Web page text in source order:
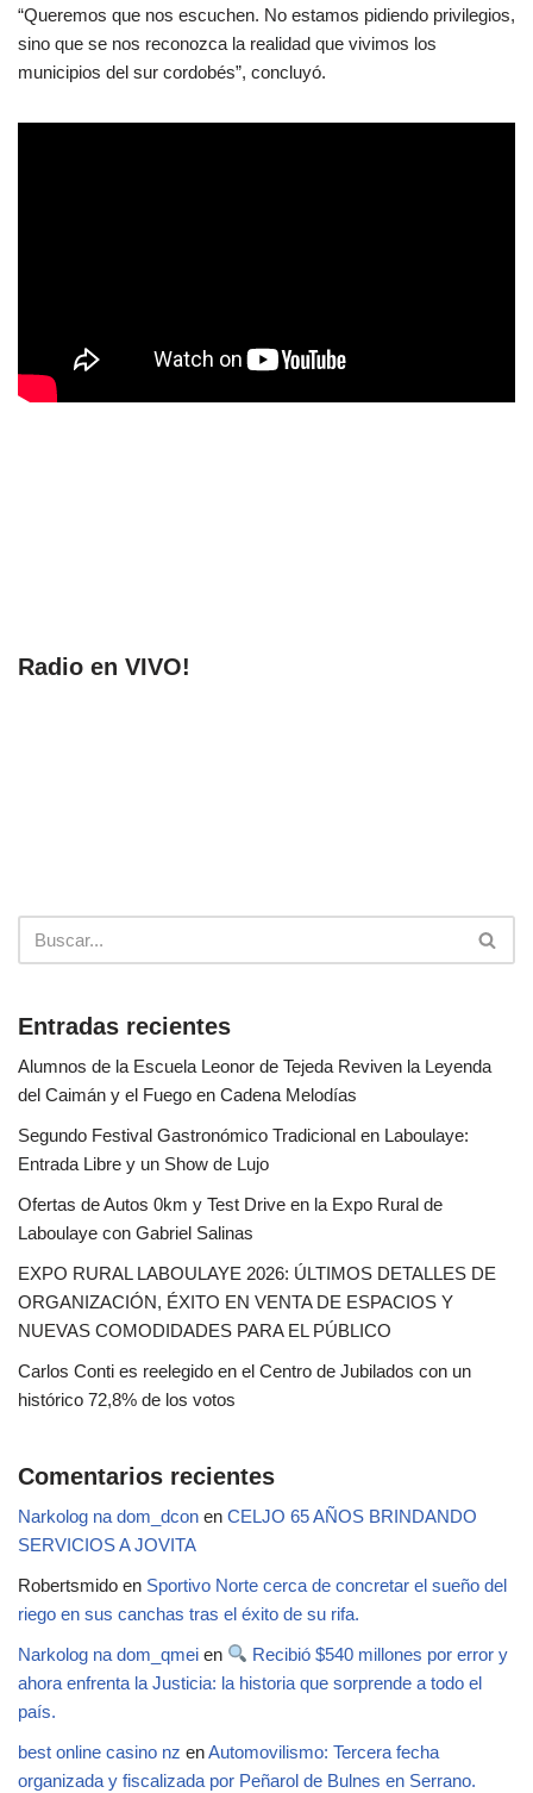
“Queremos que nos escuchen. No estamos pidiendo privilegios,
sino que se nos reconozca la realidad que vivimos los
municipios del sur cordobés”, concluyó.
Radio en VIVO!
Entradas recientes
Alumnos de la Escuela Leonor de Tejeda Reviven la Leyenda
del Caimán y el Fuego en Cadena Melodías
Segundo Festival Gastronómico Tradicional en Laboulaye:
Entrada Libre y un Show de Lujo
Ofertas de Autos 0km y Test Drive en la Expo Rural de
Laboulaye con Gabriel Salinas
EXPO RURAL LABOULAYE 2026: ÚLTIMOS DETALLES DE
ORGANIZACIÓN, ÉXITO EN VENTA DE ESPACIOS Y
NUEVAS COMODIDADES PARA EL PÚBLICO
Carlos Conti es reelegido en el Centro de Jubilados con un
histórico 72,8% de los votos
Comentarios recientes
Narkolog na dom_dcon en CELJO 65 AÑOS BRINDANDO
SERVICIOS A JOVITA
Robertsmido en Sportivo Norte cerca de concretar el sueño del
riego en sus canchas tras el éxito de su rifa.
Narkolog na dom_qmei en
Recibió $540 millones por error y
ahora enfrenta la Justicia: la historia que sorprende a todo el
país.
best online casino nz enAutomovilismo: Tercera fecha
organizada y fiscalizada por Peñarol de Bulnes en Serrano.